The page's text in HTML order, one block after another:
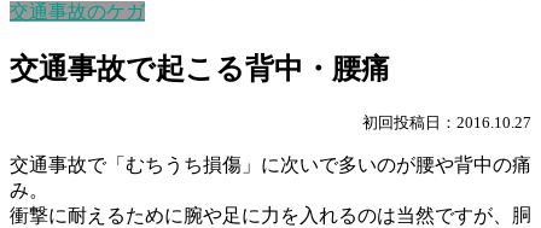
交通事故のケガ
交通事故で起こる背中・腰痛
初回投稿日：2016.10.27
交通事故で「むちうち損傷」に次いで多いのが腰や背中の痛
み。
衝撃に耐えるために腕や足に力を入れるのは当然ですが、胴